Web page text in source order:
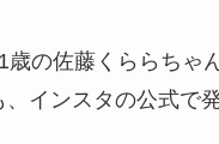
歳の佐藤くららちゃ
インスタの公式で